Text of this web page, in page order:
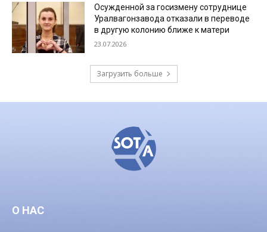
Осужденной за госизмену сотруднице
Уралвагонзавода отказали в переводе
в другую колонию ближе к матери
23.07.2026
Загрузить больше
О НАС